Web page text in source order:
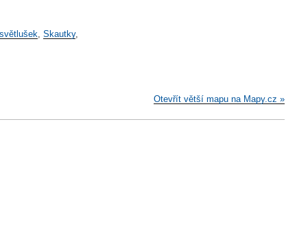
Otevřít větší mapu na Mapy.cz »
Skautky